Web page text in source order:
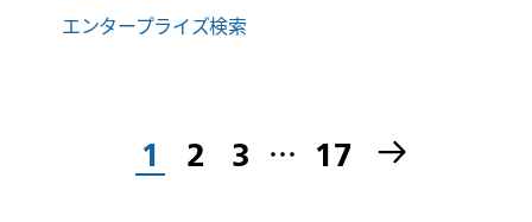
エンタープライズ検索
1 2 3 … 17